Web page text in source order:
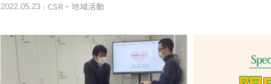
2022.05.23 CSR・地域活動